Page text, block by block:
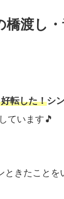
渡し
転した！シ
ています🎵
ときたことを